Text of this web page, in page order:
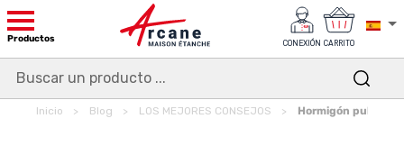
Productos CONEXIÓN CARRITO
Inicio Blog LOS MEJORES CONSEJOS Hormigón pulido